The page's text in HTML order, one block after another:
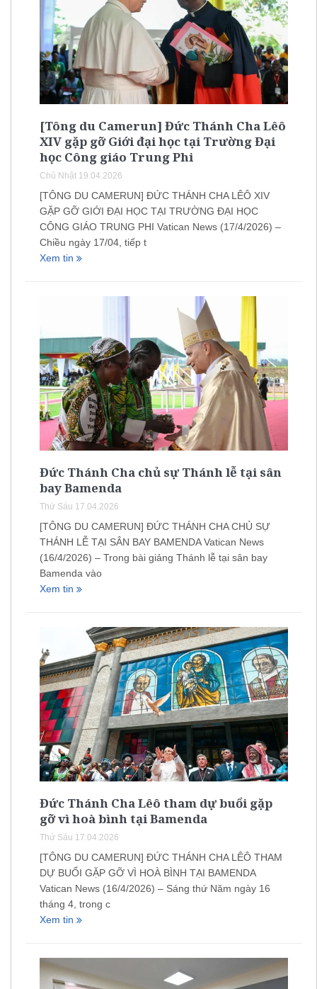
[Tông du Camerun] Đức Thánh Cha Lêô
XIV gặp gỡ Giới đại học tại Trường Đại
học Công giáo Trung Phi
Chủ Nhật 19.04.2026
[TÔNG DU CAMERUN] ĐỨC THÁNH CHA LÊÔ XIV
GẶP GỠ GIỚI ĐẠI HỌC TẠI TRƯỜNG ĐẠI HỌC
CÔNG GIÁO TRUNG PHI Vatican News (17/4/2026) –
Chiều ngày 17/04, tiếp t
Xem tin
Đức Thánh Cha chủ sự Thánh lễ tại sân
bay Bamenda
Thứ Sáu 17.04.2026
[TÔNG DU CAMERUN] ĐỨC THÁNH CHA CHỦ SỰ
THÁNH LỄ TẠI SÂN BAY BAMENDA Vatican News
(16/4/2026) – Trong bài giảng Thánh lễ tại sân bay
Bamenda vào
Xem tin
Đức Thánh Cha Lêô tham dự buổi gặp
gỡ vì hoà bình tại Bamenda
Thứ Sáu 17.04.2026
[TÔNG DU CAMERUN] ĐỨC THÁNH CHA LÊÔ THAM
DỰ BUỔI GẶP GỠ VÌ HOÀ BÌNH TẠI BAMENDA
Vatican News (16/4/2026) – Sáng thứ Năm ngày 16
tháng 4, trong c
Xem tin